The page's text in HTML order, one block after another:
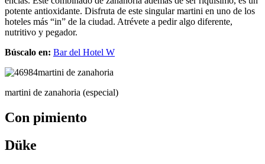
potente antioxidante. Disfruta de este singular martini en uno de los
hoteles más “in” de la ciudad. Atrévete a pedir algo diferente,
nutritivo y pegador.
Búscalo en: Bar del Hotel W
martini de zanahoria (especial)
Con pimiento
Düke